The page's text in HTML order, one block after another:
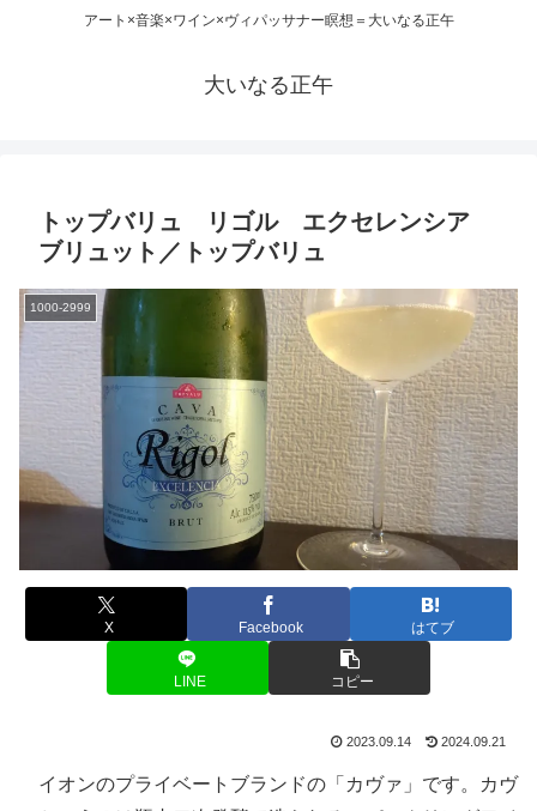
アート×音楽×ワイン×ヴィパッサナー瞑想＝大いなる正午
大いなる正午
トップバリュ リゴル エクセレンシア
ブリュット／トップバリュ
1000-2999
X Facebook はてブ
LINE コピー
2023.09.14 2024.09.21
イオンのプライベートブランドの「カヴァ」です。カヴ